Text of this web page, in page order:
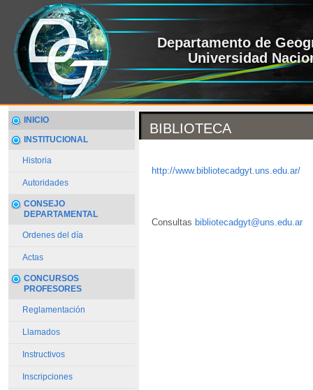
Departamento de
Universidad
INICIO
INSTITUCIONAL
Historia
Autoridades
CONSEJO
DEPARTAMENTAL
Ordenes del día
Actas
CONCURSOS
PROFESORES
Reglamentación
Llamados
Instructivos
Inscripciones
BIBLIOTECA
http://www.bibliotecadgyt.uns.edu.ar/
Consultas bibliotecadgyt@uns.edu.ar